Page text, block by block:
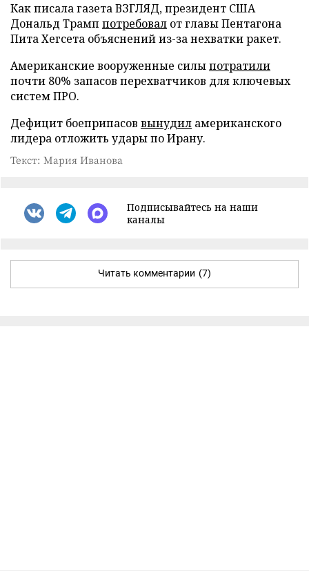
Как писала газета ВЗГЛЯД, президент США
Дональд Трамп потребовал от главы Пентагона
Пита Хегсета объяснений из-за нехватки ракет.
Американские вооруженные силыпотратили
почти 80% запасов перехватчиков для ключевых
систем ПРО.
Дефицит боеприпасов вынудил американского
лидера отложить удары по Ирану.
Текст: Мария Иванова
Подписывайтесь на наши
каналы
Читать комментарии (7)